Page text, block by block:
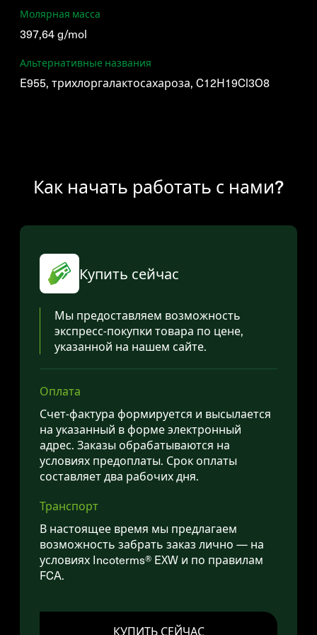
Молярная масса
397,64 g/mol
Альтернативные названия
E955, трихлоргалактосахароза, C12H19Cl3O8
Как начать работать с нами?
Купить сейчас
Мы предоставляем возможность
экспресс-покупки товара по цене,
указанной на нашем сайте.
Оплата
Счет-фактура формируется и высылается
на указанный в форме электронный
адрес. Заказы обрабатываются на
условиях предоплаты. Срок оплаты
составляет два рабочих дня.
Транспорт
В настоящее время мы предлагаем
возможность забрать заказ лично — на
условиях Incoterms® EXW и по правилам
FCA.
КУПИТЬ СЕЙЧАС